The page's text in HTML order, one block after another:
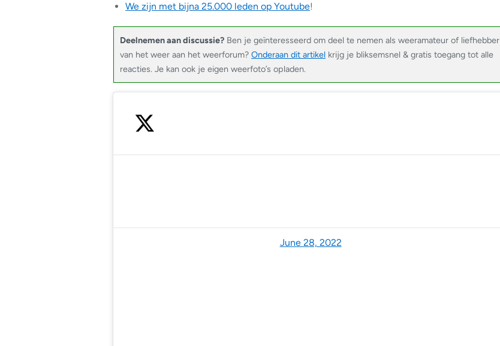
We zijn met bijna 25.000 leden op Youtube!
Deelnemen aan discussie? Ben je geïnteresseerd om deel te nemen als weeramateur of liefhebber
van het weer aan het weerforum? Onderaan dit artikel krijg je bliksemsnel & gratis toegang tot alle
reacties. Je kan ook je eigen weerfoto’s opladen.
June 28, 2022